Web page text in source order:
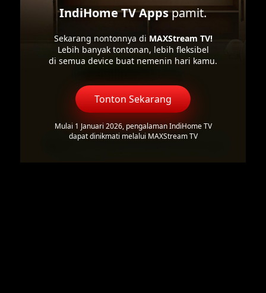
IndiHome TV Appspamit.
Sekarang nontonnya di MAXStream TV!
Lebih banyak tontonan, lebih fleksibel
di semua device buat nemenin hari kamu.
Tonton Sekarang
Mulai 1 Januari 2026, pengalaman IndiHome TV
dapat dinikmati melalui MAXStream TV